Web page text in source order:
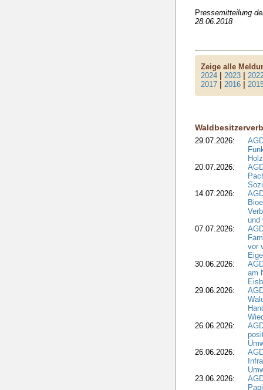
Pressemitteilung
28.06.2018
Zeige alle
2024 |2023 |
2017 |2016 |
29.07.2026:
20.07.2026:
14.07.2026:
und
07.07.2026:
vor
30.06.2026:
am
29.06.2026:
26.06.2026:
26.06.2026:
23.06.2026: